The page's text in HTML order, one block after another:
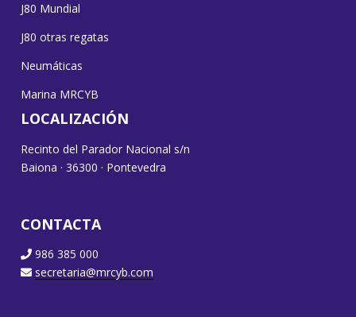
J80 Mundial
J80 otras regatas
Neumáticas
Marina MRCYB
LOCALIZACIÓN
Recinto del Parador Nacional s/n
Baiona · 36300 · Pontevedra
CONTACTA
986 385 000
secretaria@mrcyb.com